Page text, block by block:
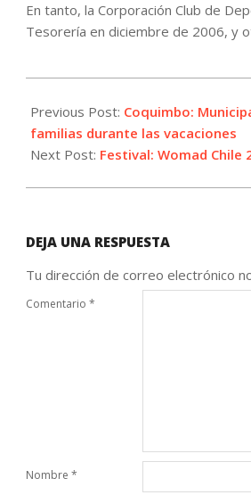
En tanto, la Corporación Club de
Tesorería en diciembre de 2006, y
02-
10
Previous Post: Coquimbo:
familias durante las vacaciones
Next Post: Festival: Womad Chile
DEJA UNA RESPUESTA
Tu dirección de correo electrónico
Comentario *
Nombre *